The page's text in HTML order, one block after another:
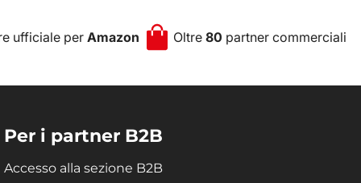
ufficiale per Amazon Oltre80 partner commerciali
Per i partner B2B
Accesso alla sezione B2B